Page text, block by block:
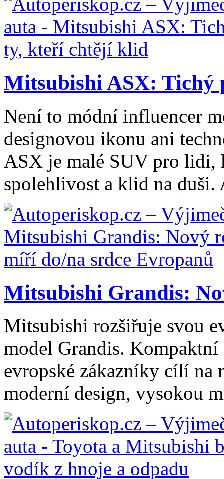
Mitsubishi ASX: Tichý
Není to módní influencer
designovou ikonu ani
ASX je malé SUV pro
spolehlivost a klid na duši.
Mitsubishi Grandis:
Mitsubishi rozšiřuje svou
model Grandis.
evropské zákazníky cílí na
moderní design, vysokou